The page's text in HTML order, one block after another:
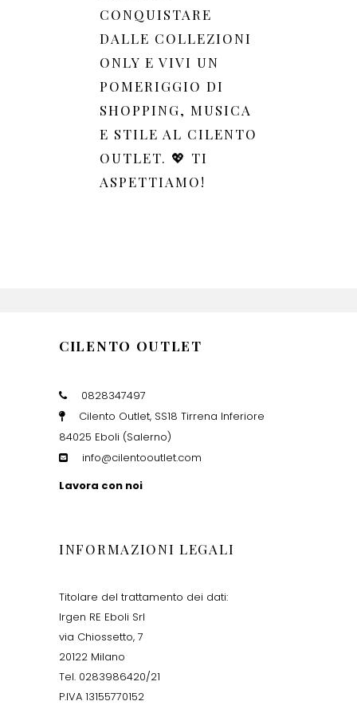
CONQUISTARE
DALLE COLLEZIONI
ONLY E VIVI UN
POMERIGGIO DI
SHOPPING, MUSICA
E STILE AL CILENTO
OUTLET. 💖 TI
ASPETTIAMO!
CILENTO OUTLET
0828347497
Cilento Outlet, SS18 Tirrena Inferiore
84025 Eboli (Salerno)
info@cilentooutlet.com
Lavora con noi
INFORMAZIONI LEGALI
Titolare del trattamento dei dati:
Irgen RE Eboli Srl
via Chiossetto, 7
20122 Milano
Tel. 0283986420/21
P.IVA 13155770152